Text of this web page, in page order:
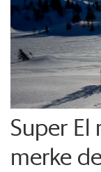
Super El
merke